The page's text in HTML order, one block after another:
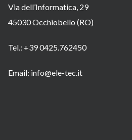
Via dell’Informatica, 29
45030 Occhiobello (RO)
Tel.: +39 0425.762450
Email: info@ele-tec.it